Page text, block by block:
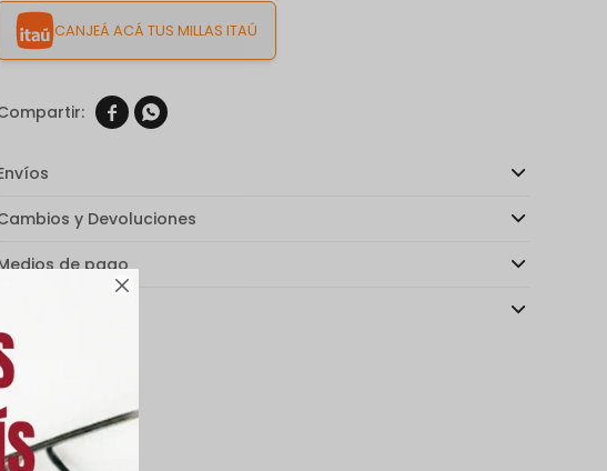

CANJEÁ ACÁ TUS MILLAS ITAÚ
 
y Devoluciones
de pago